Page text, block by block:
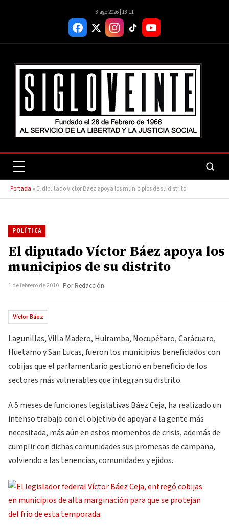
8 ago 2026 | 18:11
Portada » El diputado Víctor Báez apoya los municipios de su distrito
POLÍTICA
El diputado Víctor Báez apoya los
municipios de su distrito
1 de febrero de 2010 Por Redacción
Víctor Báez
Lagunillas, Villa Madero, Huiramba, Nocupétaro, Carácuaro,
Huetamo y San Lucas, fueron los municipios beneficiados con
cobijas que el parlamentario gestionó en beneficio de los
sectores más vulnerables que integran su distrito.
A 5 meses de funciones legislativas Báez Ceja, ha realizado un
intenso trabajo con el objetivo de apoyar a la gente más
necesitada, más aún en estos momentos de crisis, además de
cumplir con dichas comunidades sus promesas de campaña,
volviendo a las tenencias, comunidades y ejidos.